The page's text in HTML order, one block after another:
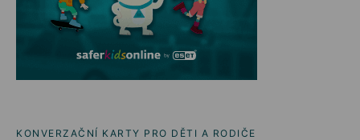
KONVERZAČNÍ KARTY PRO DĚTI A RODIČE